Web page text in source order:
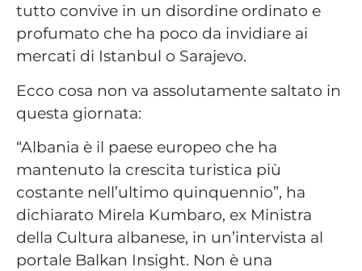
tutto convive in un disordine ordinato e
profumato che ha poco da invidiare ai
mercati di Istanbul o Sarajevo.
Ecco cosa non va assolutamente saltato in
questa giornata:
“Albania è il paese europeo che ha
mantenuto la crescita turistica più
costante nell’ultimo quinquennio”, ha
dichiarato Mirela Kumbaro, ex Ministra
della Cultura albanese, in un’intervista al
portale Balkan Insight. Non è una